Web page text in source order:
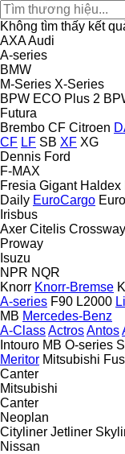
Không tìm thấy kết
AXAAudi
A-series
BMW
M-Series X-Series
BPW ECO Plus 2
Futura
Brembo CF Citroen
CF LF SB XF XG
Dennis Ford
F-MAX
Fresia Gigant Haldex
Daily EuroCargo
Irisbus
Axer Citelis Crossway
Proway
Isuzu
NPR NQR
Knorr Knorr-Bremse
A-series F90 L2000
MB Mercedes-Benz
A-ClassActrosAntos
Intouro MB O-series
Meritor Mitsubishi
Canter
Mitsubishi
Canter
Neoplan
Cityliner Jetliner
Nissan